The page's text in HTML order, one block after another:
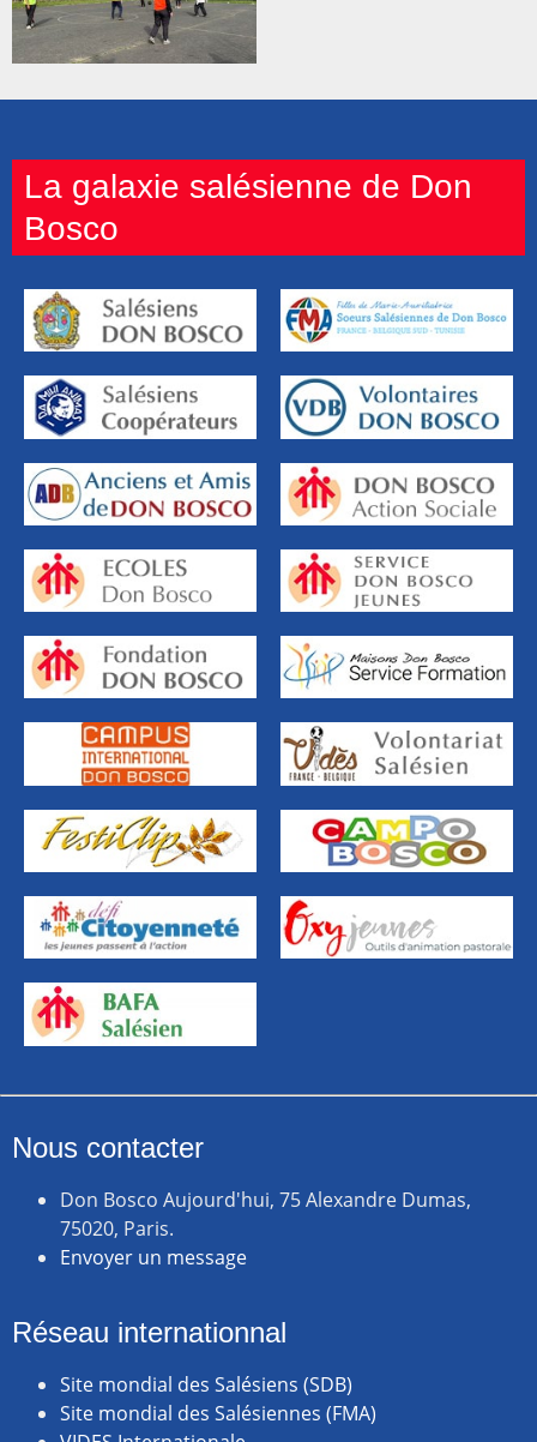
La galaxie salésienne de Don
Bosco
Nous contacter
Don Bosco Aujourd'hui, 75 Alexandre Dumas,
75020, Paris.
Envoyer un message
Réseau internationnal
Site mondial des Salésiens (SDB)
Site mondial des Salésiennes (FMA)